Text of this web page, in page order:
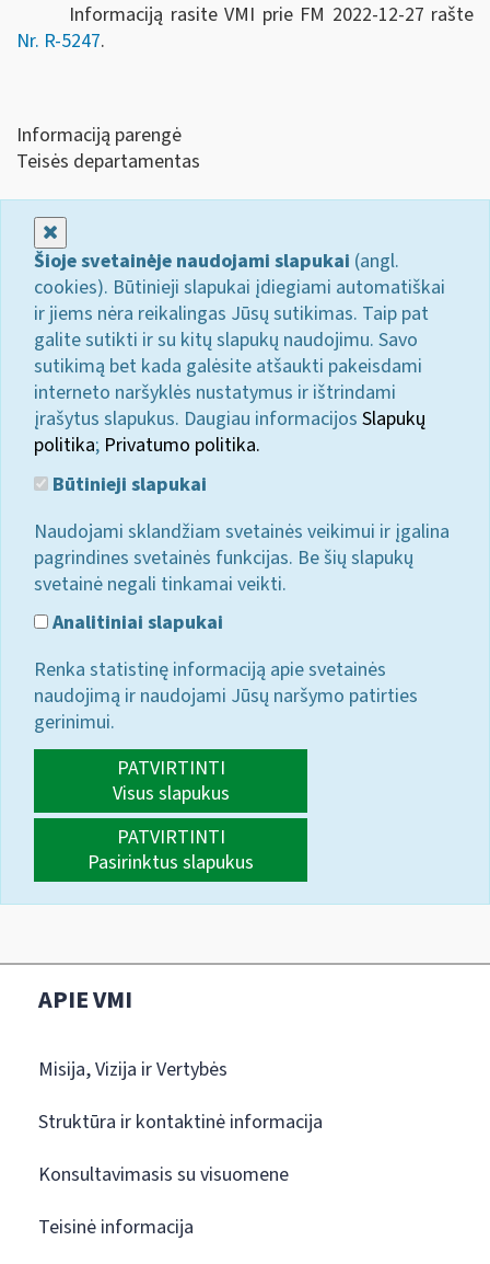
Informaciją rasite VMI prie FM 2022-12-27 rašte
Nr. R-5247.
Informaciją parengė
Teisės departamentas
Šioje svetainėje naudojami slapukai (angl.
cookies). Būtinieji slapukai įdiegiami automatiškai
ir jiems nėra reikalingas Jūsų sutikimas. Taip pat
galite sutikti ir su kitų slapukų naudojimu. Savo
sutikimą bet kada galėsite atšaukti pakeisdami
interneto naršyklės nustatymus ir ištrindami
įrašytus slapukus. Daugiau informacijos Slapukų
politika; Privatumo politika.
Būtinieji slapukai
Naudojami sklandžiam svetainės veikimui ir įgalina
pagrindines svetainės funkcijas. Be šių slapukų
svetainė negali tinkamai veikti.
Analitiniai slapukai
Renka statistinę informaciją apie svetainės
naudojimą ir naudojami Jūsų naršymo patirties
gerinimui.
PATVIRTINTI
Visus slapukus
PATVIRTINTI
Pasirinktus slapukus
APIE VMI
Misija, Vizija ir Vertybės
Struktūra ir kontaktinė informacija
Konsultavimasis su visuomene
Teisinė informacija